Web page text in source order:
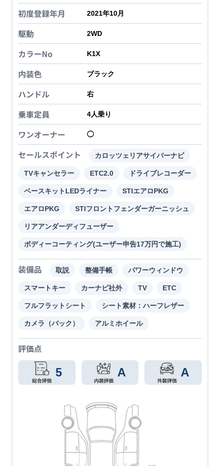
初度登録年月 2021年10月
駆動 2WD
カラーNo K1X
内装色 ブラック
ハンドル 右
乗車定員 4人乗り
ワンオーナー ◯
セールスポイント カロッツェリアサイバーナビ
TVキャンセラー ETC2.0 ドライブレコーダー
ベースキットLEDライナー STIエアロPKG
エアロPKG STIフロントフェンダーガーニッシュ
リアアンダーディフューザー
ボディーコーティング(ユーザー申告17万円で施工)
装備品 取説 整備手帳 パワーウィンドウ
スマートキー カーナビ社外 TV ETC
フルフラットシート シート素材：ハーフレザー
カメラ（バック） アルミホイール
評価点
5 A A